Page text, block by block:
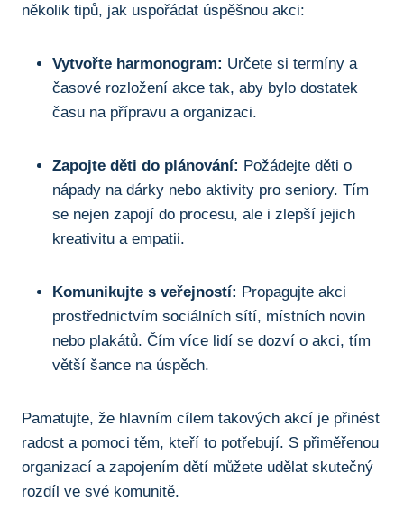
několik tipů, jak uspořádat úspěšnou akci:
Vytvořte harmonogram: Určete si termíny a
časové rozložení⁤ akce tak,⁣ aby bylo dostatek
času na přípravu⁢ a organizaci.
Zapojte děti do‍ plánování: Požádejte děti o
nápady na dárky nebo ⁣aktivity pro seniory. Tím
se ​nejen zapojí do‍ procesu, ale⁤ i​ zlepší jejich
kreativitu a‍ empatii.
Komunikujte⁢ s veřejností: Propagujte akci
prostřednictvím sociálních sítí, místních novin
nebo plakátů. Čím​ více lidí se dozví⁤ o akci, tím
větší šance​ na​ úspěch.
Pamatujte, že hlavním cílem takových akcí⁢ je přinést
radost a pomoci těm, kteří to potřebují. S⁤ přiměřenou⁢
organizací a zapojením dětí můžete udělat skutečný
rozdíl ve své komunitě.